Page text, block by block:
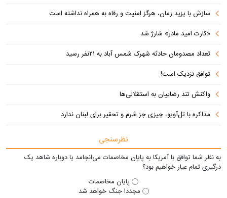
سازش با یزید زمان، هرگز امنیت و رفاه به همراه نداشته است
«کارت امید مادر» شارژ شد
تعداد مصدومان حادثه شهرک شمس آباد به ۲۱نفر رسید
توافق نزدیک است!
واکنش تند رضاییان به استقلالی‌ها
مذاکره با تل‌آویو، چیزی جز شرم و تحقیر برای لبنان ندارد
نظرسنجی
به نظر شما توافق با آمریکا به پایان مخاصمات می‌انجامد یا دوباره شاهد یک
درگیری تمام عیار خواهیم بود؟
پایان مخاصمات
مجددا جنگ خواهد شد